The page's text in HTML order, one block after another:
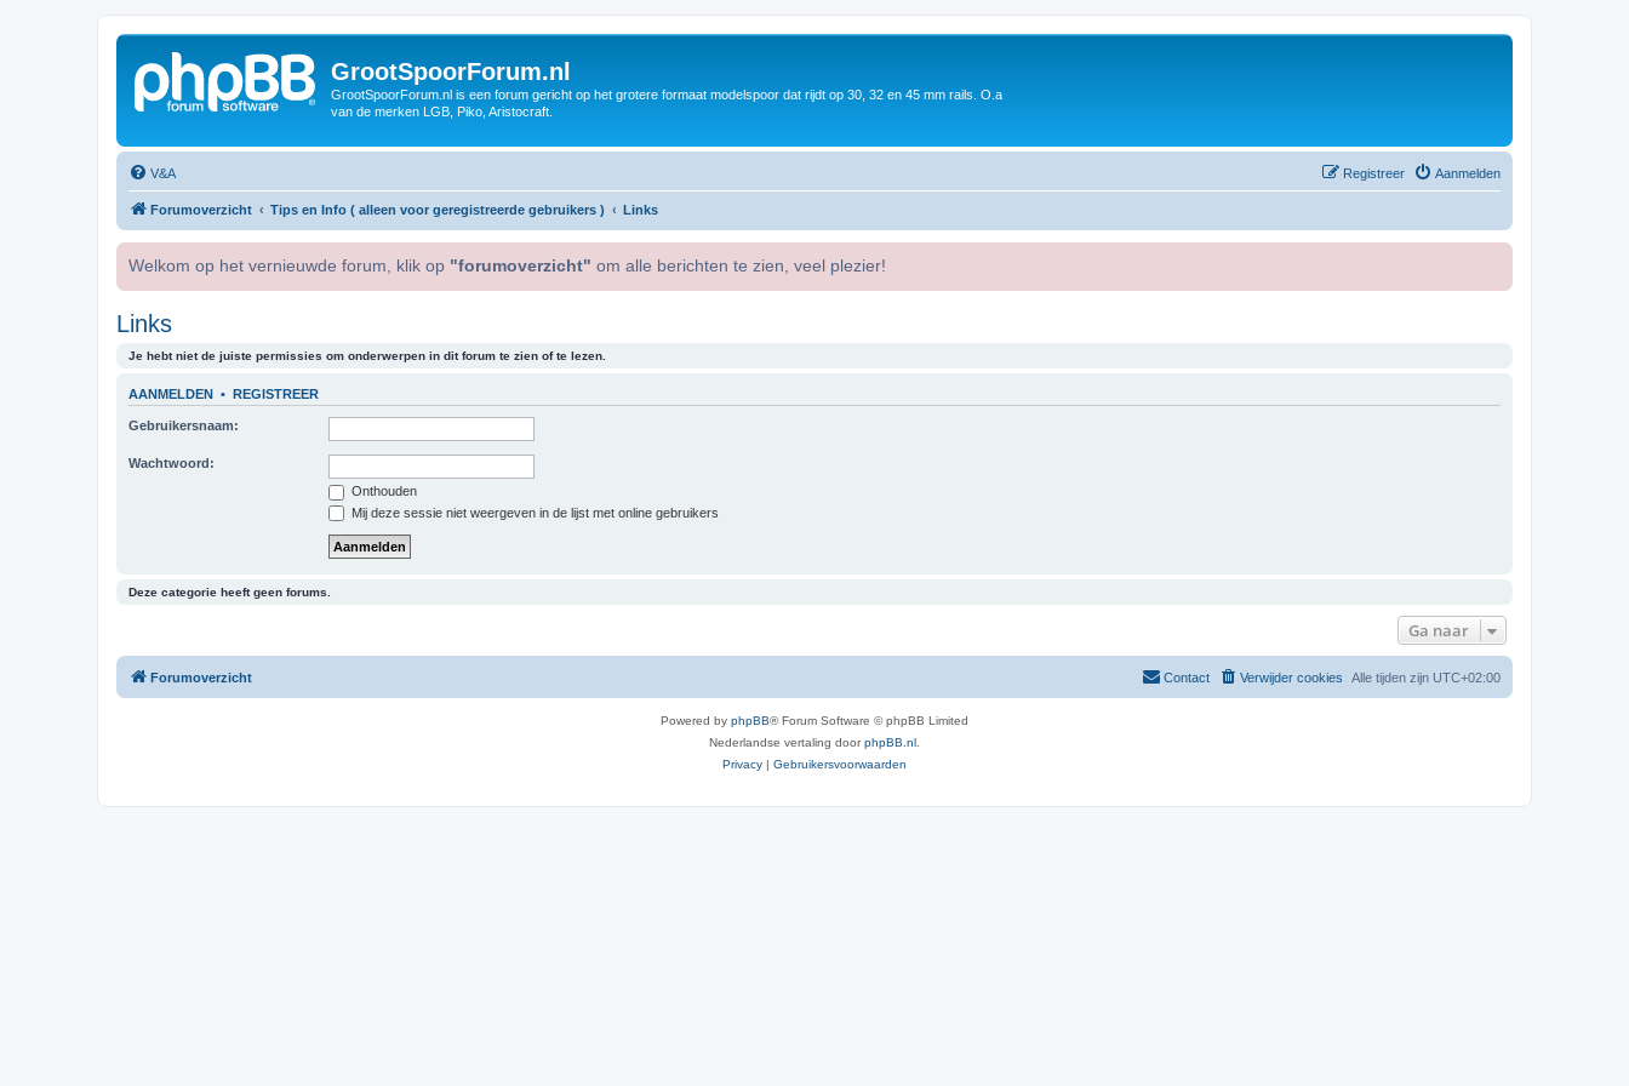
GrootSpoorForum.nl
GrootSpoorForum.nl is een forum gericht op het grotere formaat modelspoor dat rijdt op 30, 32 en 45 mm rails. O.a
van de merken LGB, Piko, Aristocraft.
V&A Aanmelden
Registreer
Forumoverzicht Tips en Info ( alleen voor geregistreerde gebruikers ) Links
Welkom op het vernieuwde forum, klik op "forumoverzicht" om alle berichten te zien, veel plezier!
Links
Je hebt niet de juiste permissies om onderwerpen in dit forum te zien of te lezen.
AANMELDEN • REGISTREER
Gebruikersnaam:
Wachtwoord:
Onthouden
Mij deze sessie niet weergeven in de lijst met online gebruikers
Deze categorie heeft geen forums.
Ga naar
Forumoverzicht Alle tijden zijn UTC+02:00
Verwijder cookies
Contact
Powered by phpBB® Forum Software © phpBB Limited
Nederlandse vertaling doorphpBB.nl.
Privacy | Gebruikersvoorwaarden